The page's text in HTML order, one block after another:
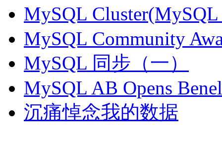
MySQL
MySQL Community
MySQL 同步（一）
MySQL AB Opens
沉痛悼念我的数据